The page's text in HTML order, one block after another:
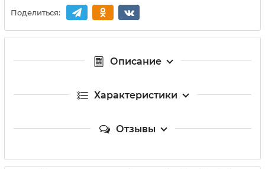
Поделиться:
Описание
Характеристики
Отзывы